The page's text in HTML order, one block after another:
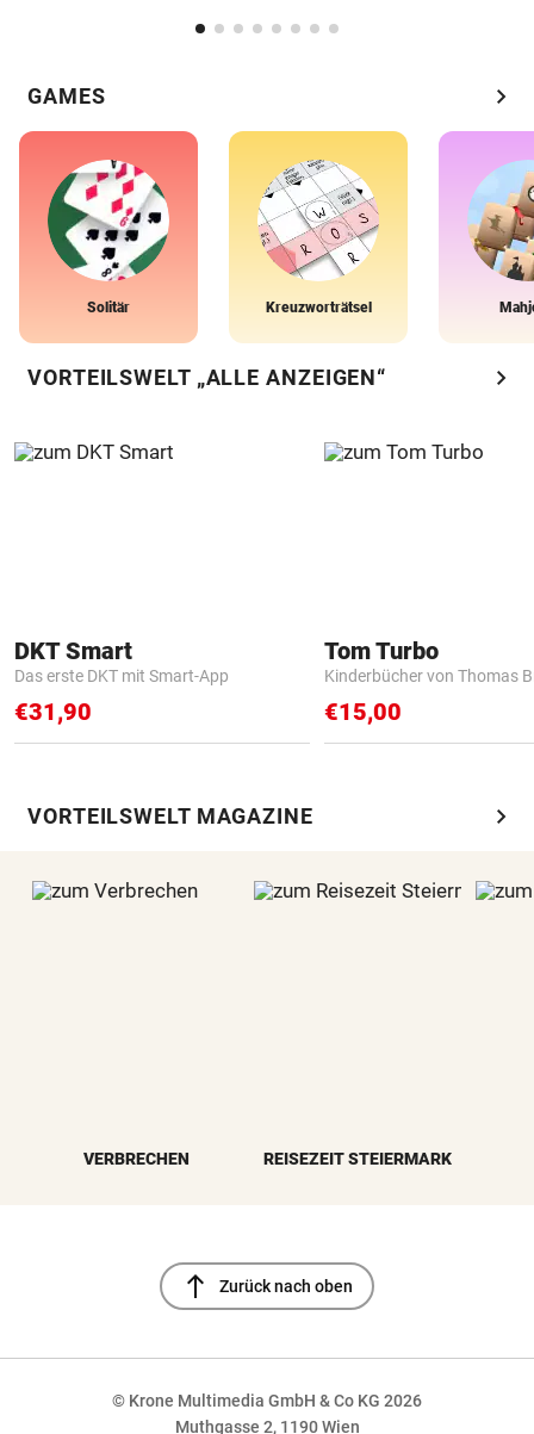
GAMES chevron_right
Solitär Kreuzworträtsel
VORTEILSWELT „ALLE ANZEIGEN“ chevron_right
DKT Smart
Das erste DKT mit Smart-App
€31,90
Tom Turbo
Kinderbücher von Thomas
€15,00
VORTEILSWELT MAGAZINE chevron_right
VERBRECHEN REISEZEIT STEIERMARK
north Zurück nach oben
© Krone Multimedia GmbH & Co KG 2026
Muthgasse 2, 1190 Wien